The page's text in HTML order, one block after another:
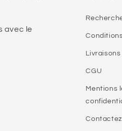
avec le
CGU
Mentions